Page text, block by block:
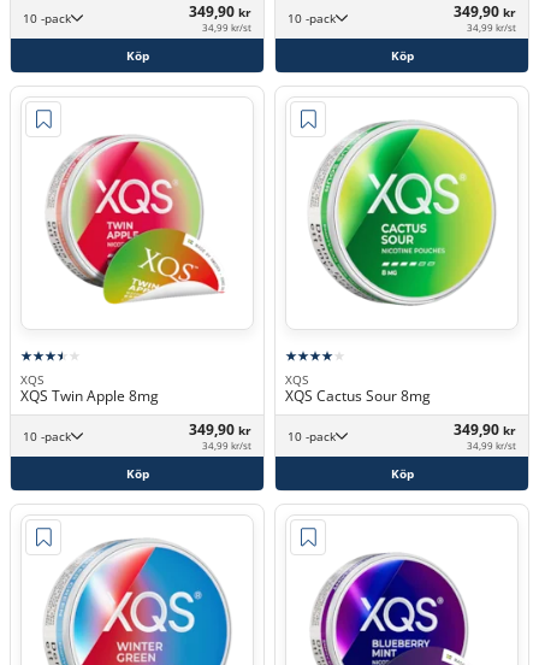
10 -pack 349,90 kr
34,99 kr/st
Köp
10 -pack 349,90 kr
34,99 kr/st
Köp
XQS
XQS Twin Apple 8mg
10 -pack 349,90 kr
34,99 kr/st
Köp
XQS
XQS Cactus Sour 8mg
10 -pack 349,90 kr
34,99 kr/st
Köp